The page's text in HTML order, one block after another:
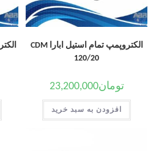
الکتروپمپ تمام استیل ابارا CDM
120/20
تومان23,200,000
افزودن به سبد خرید